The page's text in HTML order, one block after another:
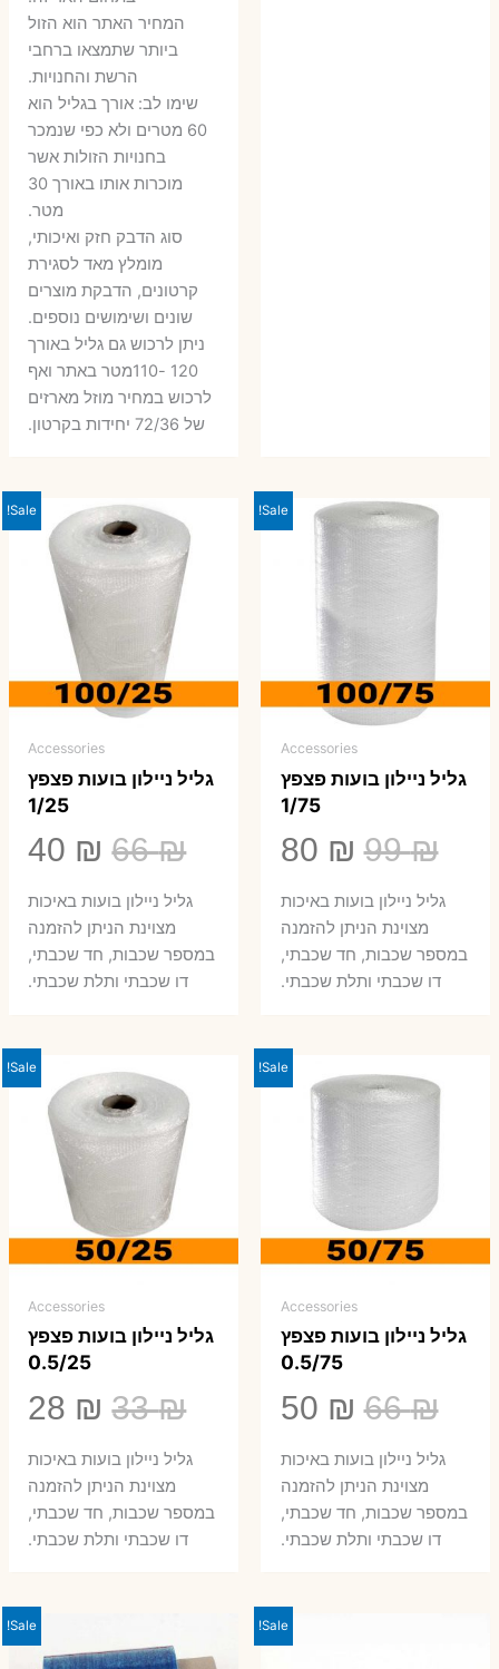
9 ₪.
6 ₪.המחיר האתר הוא הזול
ביותר שתמצאו ברחבי
הרשת והחנויות.
שימו לב: אורך בגליל הוא
60 מטרים ולא כפי שנמכר
בחנויות הזולות אשר
מוכרות אותו באורך 30
מטר.
סוג הדבק חזק ואיכותי,
מומלץ מאד לסגירת
קרטונים, הדבקת מוצרים
שונים ושימושים נוספים.
ניתן לרכוש גם גליל באורך
120 -110מטר באתר ואף
לרכוש במחיר מוזל מארזים
של 72/36 יחידות בקרטון.
Sale!
Accessories
גליל ניילון בועות פצפץ
1/75
99₪
המחיר
המקורי
היה:
99 ₪.
80 ₪
הנוכחיגליל ניילון בועות באיכות
מצוינת הניתן להזמנה
במספר שכבות, חד שכבתי,
דו שכבתי ותלת שכבתי.
Sale!
Accessories
גליל ניילון בועות פצפץ
1/25
66₪
המחיר
המקורי
היה:
66 ₪.
40 ₪
₪.
גליל ניילון בועות באיכות
מצוינת הניתן להזמנה
במספר שכבות, חד שכבתי,
דו שכבתי ותלת שכבתי.
Sale!
Accessories
גליל ניילון בועות פצפץ
0.5/75
66₪
המחיר
המקורי
היה:
66 ₪.
50 ₪
הנוכחיגליל ניילון בועות באיכות
מצוינת הניתן להזמנה
במספר שכבות, חד שכבתי,
דו שכבתי ותלת שכבתי.
Sale!
Accessories
גליל ניילון בועות פצפץ
0.5/25
33₪
המחיר
המקורי
היה:
33 ₪.
28 ₪
₪.
גליל ניילון בועות באיכות
מצוינת הניתן להזמנה
במספר שכבות, חד שכבתי,
דו שכבתי ותלת שכבתי.
Sale!
Sale!